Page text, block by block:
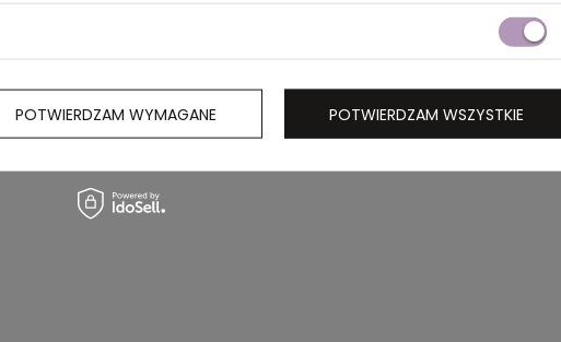
POTWIERDZAM WYMAGANE POTWIERDZAM WSZYSTKIE